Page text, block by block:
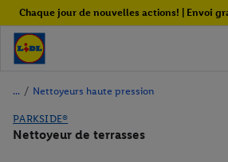
Chaque jour de nouvelles actions! | Envoi
/ Nettoyeurs haute pression
PARKSIDE®
Nettoyeur de terrasses